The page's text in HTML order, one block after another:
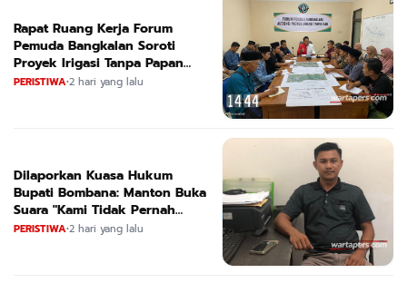
Rapat Ruang Kerja Forum
Pemuda Bangkalan Soroti
Proyek Irigasi Tanpa Papan
Nama
PERISTIWA•2 hari yang lalu
Dilaporkan Kuasa Hukum
Bupati Bombana: Manton Buka
Suara "Kami Tidak Pernah
Menutup Ruang Hak Jawab"
PERISTIWA•2 hari yang lalu